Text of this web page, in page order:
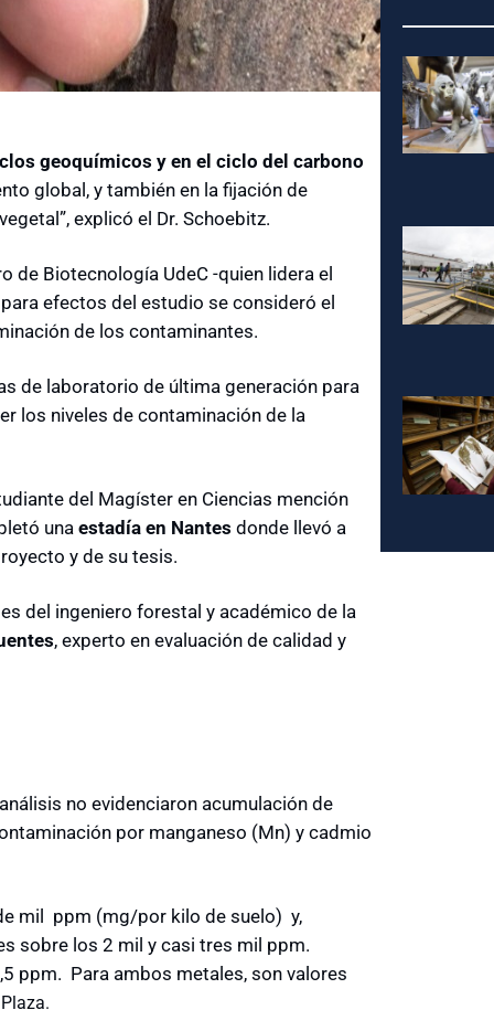
geoquímicos y en el ciclo del carbono
global, y también en la fijación de
explicó el Dr. Schoebitz.
de Biotecnología UdeC -quien lidera el
efectos del estudio se consideró el
de los contaminantes.
de laboratorio de última generación para
los niveles de contaminación de la
del Magíster en Ciencias mención
una estadía en Nantes donde llevó a
y de su tesis.
del ingeniero forestal y académico de la
, experto en evaluación de calidad y
no evidenciaron acumulación de
por manganeso (Mn) y cadmio
mil ppm (mg/por kilo de suelo) y,
sobre los 2 mil y casi tres mil ppm.
ppm. Para ambos metales, son valores